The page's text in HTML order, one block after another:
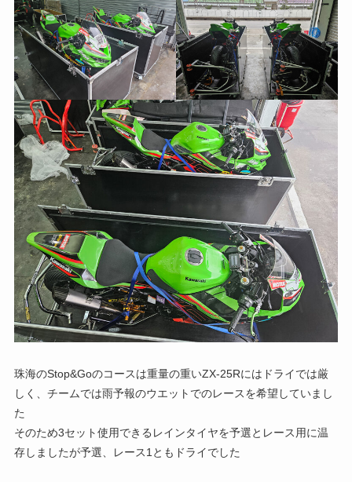
珠海のStop&Goのコースは重量の重いZX-25Rにはドライでは厳
しく、チームでは雨予報のウエットでのレースを希望していまし
た
そのため3セット使用できるレインタイヤを予選とレース用に温
存しましたが予選、レース1ともドライでした